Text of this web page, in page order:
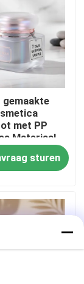
gemaakte
met PP
Materiaal
Verzending
sturen